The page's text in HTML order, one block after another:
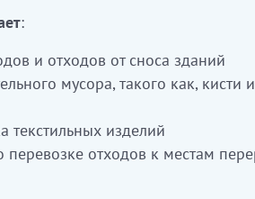
жою
қалған қалдықтарды
арналған қайта
қызметі
(38.12.0 қараңыз)
:
и отходов от сноса зданий
мусора, такого как, кисти
текстильных изделий
перевозке отходов к местам